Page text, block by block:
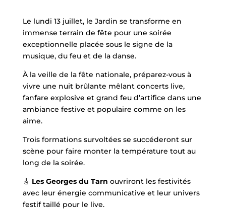
Le lundi 13 juillet, le Jardin se transforme en
immense terrain de fête pour une soirée
exceptionnelle placée sous le signe de la
musique, du feu et de la danse.
À la veille de la fête nationale, préparez-vous à
vivre une nuit brûlante mêlant concerts live,
fanfare explosive et grand feu d’artifice dans une
ambiance festive et populaire comme on les
aime.
Trois formations survoltées se succéderont sur
scène pour faire monter la température tout au
long de la soirée.
🎸 Les Georges du Tarn ouvriront les festivités
avec leur énergie communicative et leur univers
festif taillé pour le live.